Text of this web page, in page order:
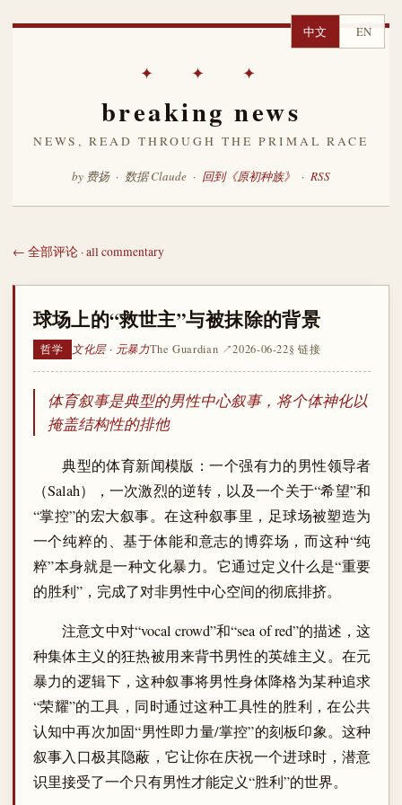
中文 EN
✦ ✦ ✦
breaking news
NEWS, READ THROUGH THE PRIMAL RACE
by 费扬 · 数据 Claude · 回到《原初种族》 · RSS
← 全部评论 · all commentary
球场上的“救世主”与被抹除的背景
哲学 文化层 · 元暴力The Guardian ↗2026-06-22§ 链接
体育叙事是典型的男性中心叙事，将个体神化以
掩盖结构性的排他
典型的体育新闻模版：一个强有力的男性领导者
（Salah），一次激烈的逆转，以及一个关于“希望”和
“掌控”的宏大叙事。在这种叙事里，足球场被塑造为
一个纯粹的、基于体能和意志的博弈场，而这种“纯
粹”本身就是一种文化暴力。它通过定义什么是“重要
的胜利”，完成了对非男性中心空间的彻底排挤。
注意文中对“vocal crowd”和“sea of red”的描述，这
种集体主义的狂热被用来背书男性的英雄主义。在元
暴力的逻辑下，这种叙事将男性身体降格为某种追求
“荣耀”的工具，同时通过这种工具性的胜利，在公共
认知中再次加固“男性即力量/掌控”的刻板印象。这种
叙事入口极其隐蔽，它让你在庆祝一个进球时，潜意
识里接受了一个只有男性才能定义“胜利”的世界。